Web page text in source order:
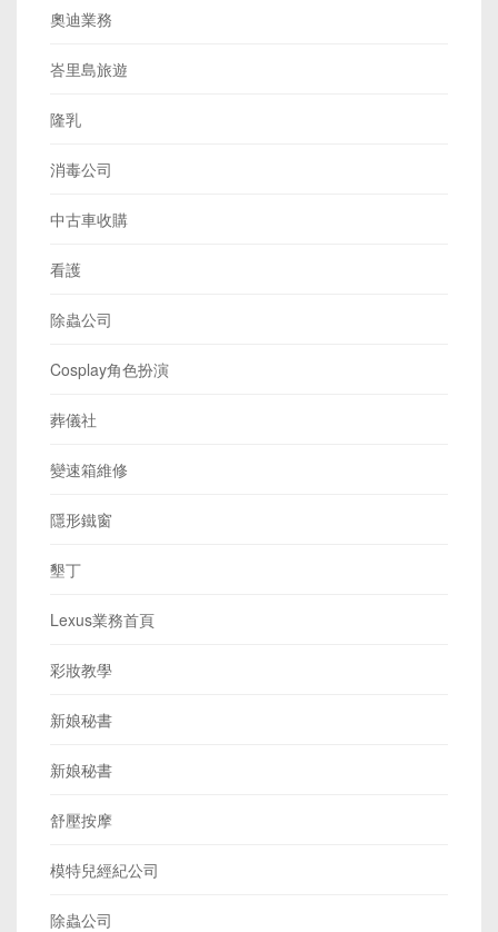
奧迪業務
峇里島旅遊
隆乳
消毒公司
中古車收購
看護
除蟲公司
Cosplay角色扮演
葬儀社
變速箱維修
隱形鐵窗
墾丁
Lexus業務首頁
彩妝教學
新娘秘書
新娘秘書
舒壓按摩
模特兒經紀公司
除蟲公司